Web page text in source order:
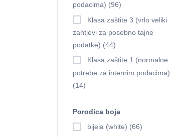
podacima) (96)
Klasa zaštite 3 (vrlo veliki
zahtjevi za posebno tajne
podatke) (44)
Klasa zaštite 1 (normalne
potrebe za internim podacima)
(14)
Porodica boja
bijela (white) (66)